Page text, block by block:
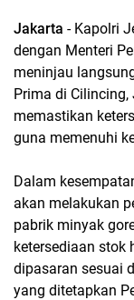
Jakarta - Kapolri
dengan Menteri
meninjau
Prima di
memastikan
guna memenuhi
Dalam
akan melakukan
pabrik minyak
ketersediaan stok
dipasaran sesuai
yang ditetapkan